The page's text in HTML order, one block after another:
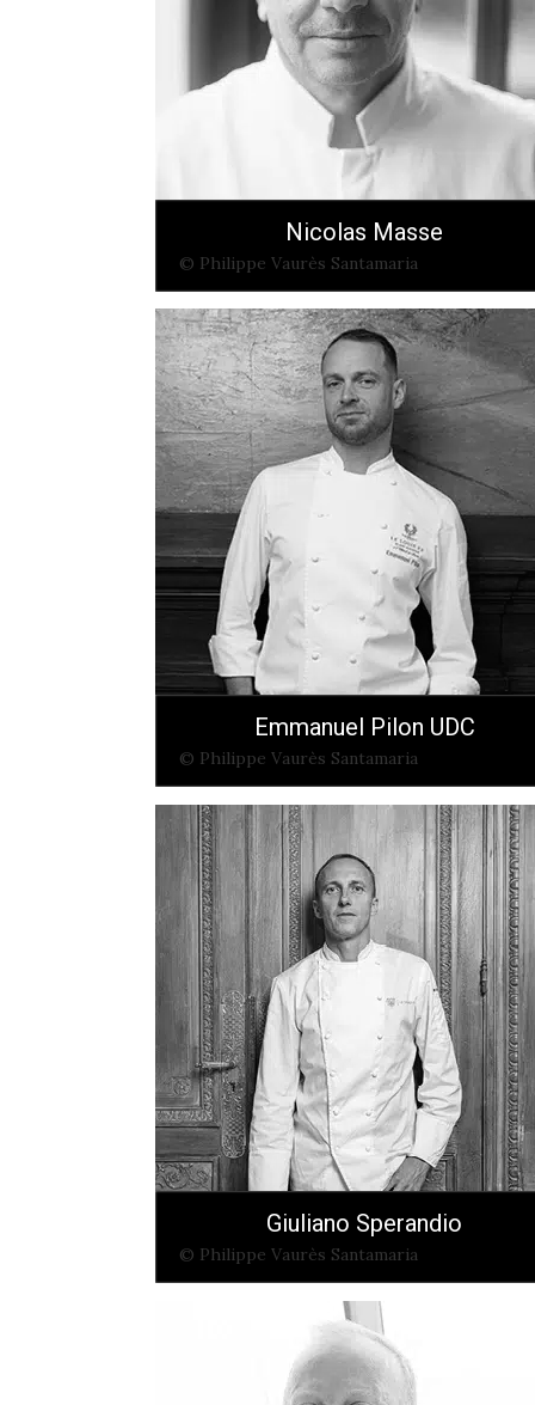
Nicolas Masse
© Philippe Vaurès Santamaria
Emmanuel Pilon UDC
© Philippe Vaurès Santamaria
Giuliano Sperandio
© Philippe Vaurès Santamaria